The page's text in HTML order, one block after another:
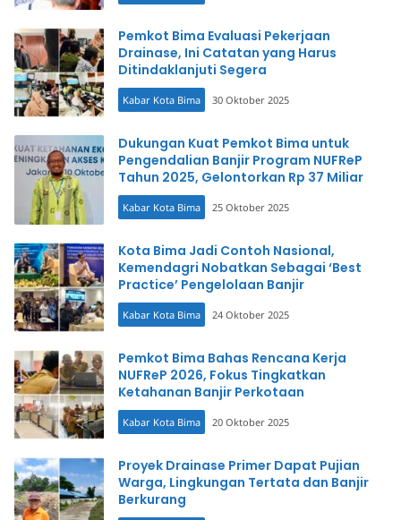
Pemkot Bima Evaluasi Pekerjaan
Drainase, Ini Catatan yang Harus
Ditindaklanjuti Segera
Kabar Kota Bima 30 Oktober 2025
Dukungan Kuat Pemkot Bima untuk
Pengendalian Banjir Program NUFReP
Tahun 2025, Gelontorkan Rp 37 Miliar
Kabar Kota Bima 25 Oktober 2025
Kota Bima Jadi Contoh Nasional,
Kemendagri Nobatkan Sebagai ‘Best
Practice’ Pengelolaan Banjir
Kabar Kota Bima 24 Oktober 2025
Pemkot Bima Bahas Rencana Kerja
NUFReP 2026, Fokus Tingkatkan
Ketahanan Banjir Perkotaan
Kabar Kota Bima 20 Oktober 2025
Proyek Drainase Primer Dapat Pujian
Warga, Lingkungan Tertata dan Banjir
Berkurang